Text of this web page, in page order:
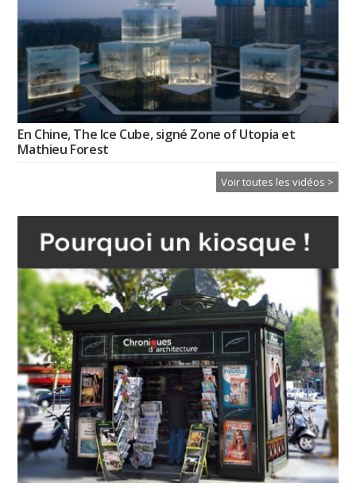
En Chine, The Ice Cube, signé Zone of Utopia et
Mathieu Forest
Voir toutes les vidéos >